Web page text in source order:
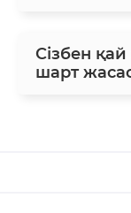
Сізбен
шарт